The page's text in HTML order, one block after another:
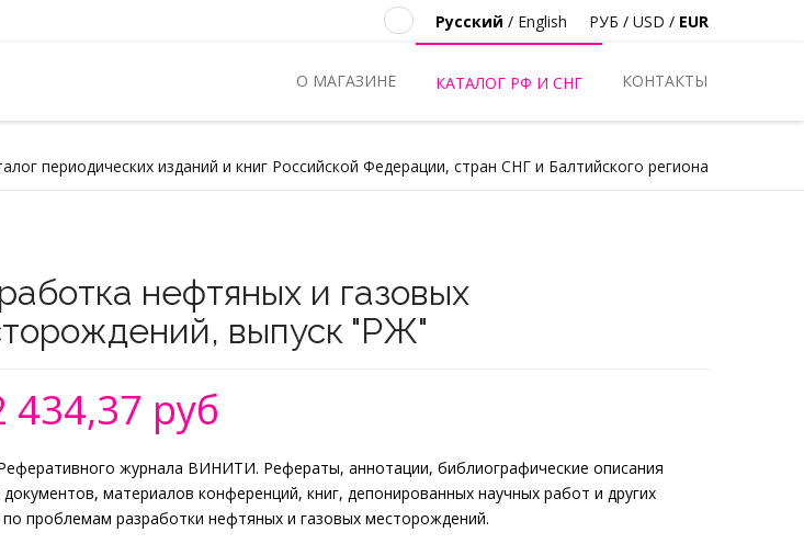
РУБ / USD / EUR
Русский / English
О МАГАЗИНЕ КАТАЛОГ РФ И СНГ КОНТАКТЫ
периодических изданий и книг Российской Федерации, стран СНГ и Балтийского региона
нефтяных и газовых
выпуск "РЖ"
434,37 руб
журнала ВИНИТИ. Рефераты, аннотации, библиографические описания
документов, материалов конференций, книг, депонированных научных работ и других
по проблемам разработки нефтяных и газовых месторождений.